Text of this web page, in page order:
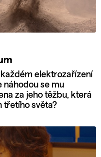
elektrozařízení
náhodou se mu
za jeho těžbu, která
třetího světa?